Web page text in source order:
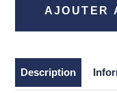
7cm
Sakura
AJOUTER
Description